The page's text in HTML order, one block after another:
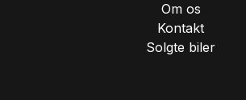
Om os
Kontakt
Solgte biler